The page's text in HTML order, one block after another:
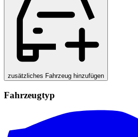
zusätzliches Fahrzeug hinzufügen
Fahrzeugtyp